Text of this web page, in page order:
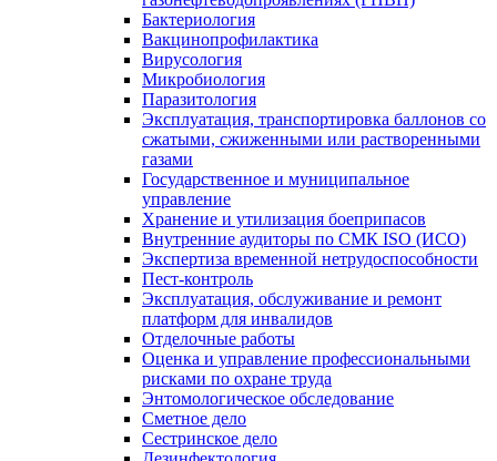
Бактериология
Вакцинопрофилактика
Вирусология
Микробиология
Паразитология
Эксплуатация, транспортировка баллонов со
сжатыми, сжиженными или растворенными
газами
Государственное и муниципальное
управление
Хранение и утилизация боеприпасов
Внутренние аудиторы по СМК ISO (ИСО)
Экспертиза временной нетрудоспособности
Пест-контроль
Эксплуатация, обслуживание и ремонт
платформ для инвалидов
Отделочные работы
Оценка и управление профессиональными
рисками по охране труда
Энтомологическое обследование
Сметное дело
Сестринское дело